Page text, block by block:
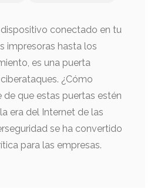
conectado en tu
impresoras hasta los
es una puerta
¿Cómo
de que estas puertas estén
era del Internet de las
se ha convertido
para las empresas.